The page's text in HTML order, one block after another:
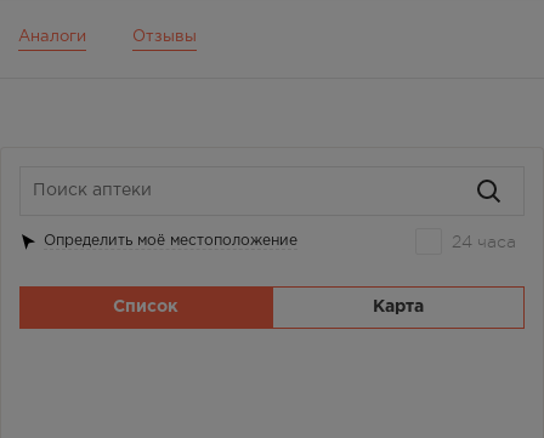
Аналоги Отзывы
Определить моё местоположение 24 часа
Список Карта